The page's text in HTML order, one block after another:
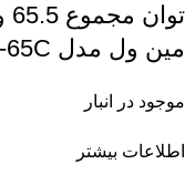
مین ول مدل RT-65C
موجود در انبار
اطلاعات بیشتر